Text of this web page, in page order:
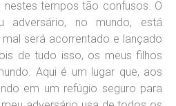
nestes tempos tão confusos. O
no mundo, está
será acorrentado e lançado
de tudo isso, os meus filhos
Aqui é um lugar que, aos
em um refúgio seguro para